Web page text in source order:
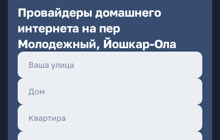
Провайдеры домашнего
интернета на пер
Молодежный, Йошкар-Ола